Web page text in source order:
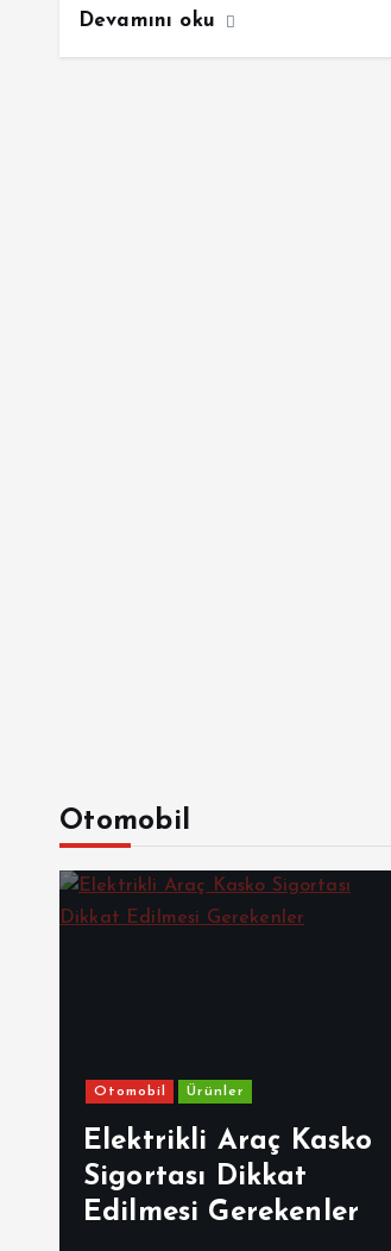
Devamını oku
Otomobil
Otomobil Ürünler
Elektrikli Araç Kasko
Sigortası Dikkat
Edilmesi Gerekenler